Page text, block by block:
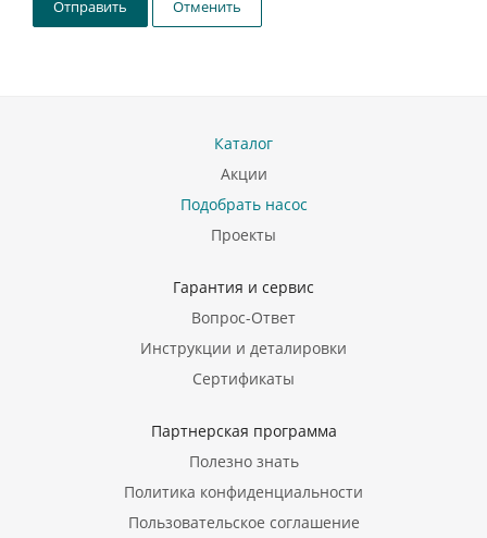
Отправить Отменить
Каталог
Акции
Подобрать насос
Проекты
Гарантия и сервис
Вопрос-Ответ
Инструкции и деталировки
Сертификаты
Партнерская программа
Полезно знать
Политика конфиденциальности
Пользовательское соглашение